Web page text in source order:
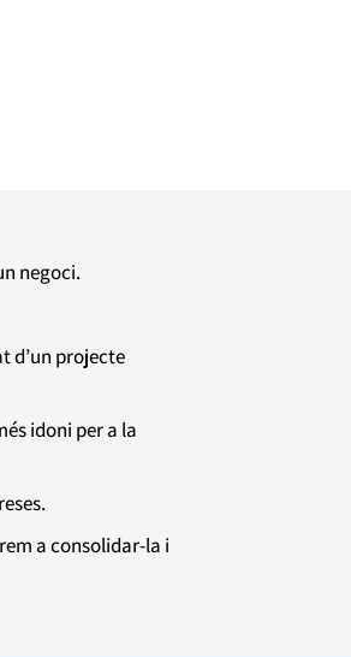
negoci.
d’un projecte
idoni per a la
a consolidar-la i